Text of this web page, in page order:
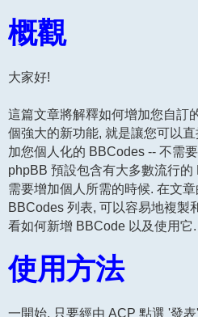
概觀
大家好!
這篇文章將解釋如何增加您自訂
個強大的新功能, 就是讓您可以
加您個人化的 BBCodes -- 不需
phpBB 預設包含有大多數流行
需要增加個人所需的時候. 在文
BBCodes 列表, 可以容易地複製
看如何新增 BBCode 以及使用它.
使用方法
一開始, 只要經由 ACP 點選 '發